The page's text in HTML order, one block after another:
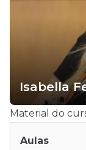
Isabella
Material do
Aulas